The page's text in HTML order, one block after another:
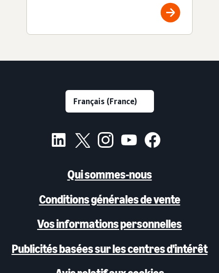
Qui sommes-nous
Conditions générales de vente
Vos informations personnelles
Publicités basées sur les centres d'intérêt